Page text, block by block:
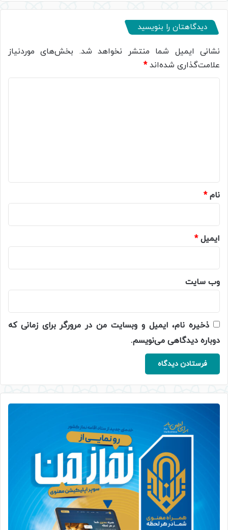
دیدگاهتان را بنویسید
نشانی ایمیل شما منتشر نخواهد شد. بخش‌های موردنیاز
علامت‌گذاری شده‌اند*
نام*
ایمیل*
وب‌ سایت
ذخیره نام، ایمیل و وبسایت من در مرورگر برای زمانی که
دوباره دیدگاهی می‌نویسم.